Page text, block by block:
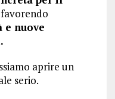
nuove
aprire un
serio.